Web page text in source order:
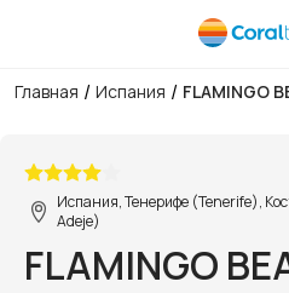
Главная / Испания / FLAMINGO
Испания, Тенерифе (Tenerife),
Adeje)
FLAMINGO